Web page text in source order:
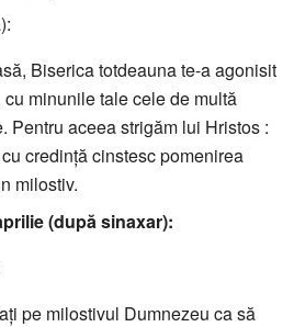
Biserica totdeauna te-a agonisit
minunile tale cele de multă
Pentru aceea strigăm lui Hristos :
credință cinstesc pomenirea
milostiv.
(după sinaxar):
pe milostivul Dumnezeu ca să